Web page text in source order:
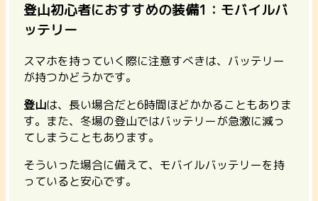
登山初心者におすすめの装備1：モバイルバ
ッテリー
スマホを持っていく際に注意すべきは、バッテリー
が持つかどうかです。
登山は、長い場合だと6時間ほどかかることもありま
す。また、冬場の登山ではバッテリーが急激に減っ
てしまうこともあります。
そういった場合に備えて、モバイルバッテリーを持
っていると安心です。